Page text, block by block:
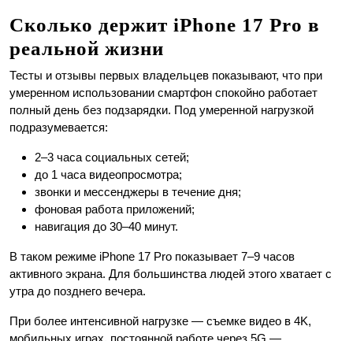
Сколько держит iPhone 17 Pro в
реальной жизни
Тесты и отзывы первых владельцев показывают, что при
умеренном использовании смартфон спокойно работает
полный день без подзарядки. Под умеренной нагрузкой
подразумевается:
2–3 часа социальных сетей;
до 1 часа видеопросмотра;
звонки и мессенджеры в течение дня;
фоновая работа приложений;
навигация до 30–40 минут.
В таком режиме iPhone 17 Pro показывает 7–9 часов
активного экрана. Для большинства людей этого хватает с
утра до позднего вечера.
При более интенсивной нагрузке — съемке видео в 4K,